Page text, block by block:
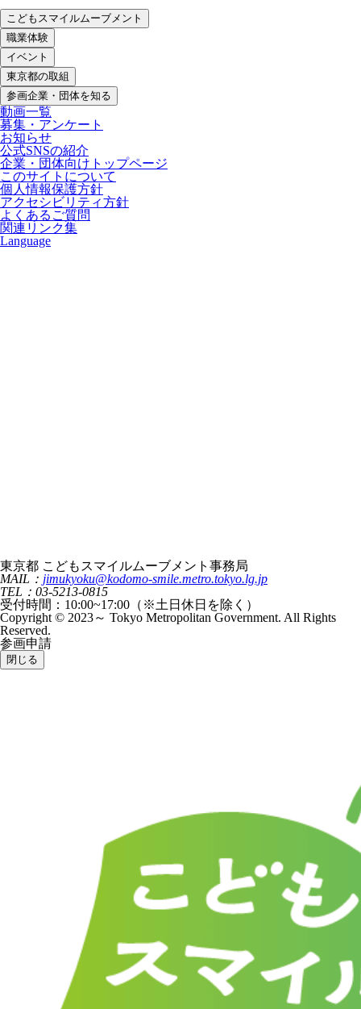
こどもスマイルムーブメント
職業体験
イベント
東京都の取組
参画企業・団体を知る
動画一覧
募集・アンケート
お知らせ
公式SNSの紹介
企業・団体向けトップページ
このサイトについて
個人情報保護方針
アクセシビリティ方針
よくあるご質問
関連リンク集
Language
東京都 こどもスマイルムーブメント事務局
MAIL： jimukyoku@kodomo-smile.metro.tokyo.lg.jp
TEL：03-5213-0815
受付時間：10:00~17:00（※土日休日を除く）
Copyright © 2023～ Tokyo Metropolitan Government. All Rights
Reserved.
参画申請
閉じる